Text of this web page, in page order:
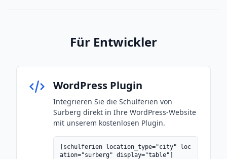
Für Entwickler
WordPress Plugin
Integrieren Sie die Schulferien von
Surberg direkt in Ihre WordPress-Website
mit unserem kostenlosen Plugin.
[schulferien location_type="city" loc
ation="surberg" display="table"]